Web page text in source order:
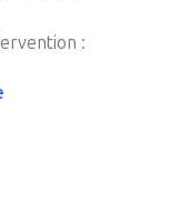
: